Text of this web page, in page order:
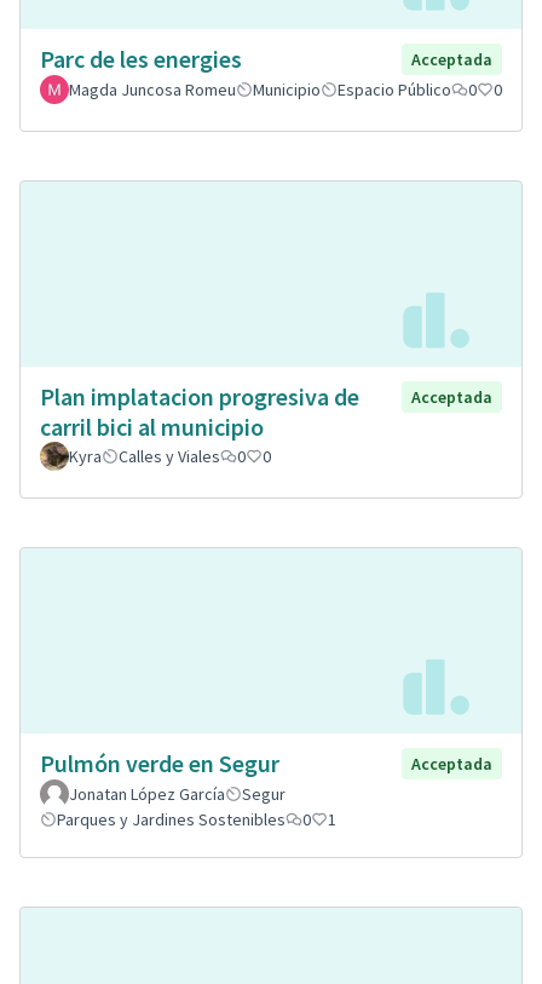
Parc de les energies
Acceptada
Magda Juncosa Romeu
Municipio Espacio Público 0 0
Plan implatacion progresiva de
carril bici al municipio
Acceptada
Kyra Calles y Viales 0 0
Pulmón verde en Segur
Acceptada
Jonatan López García
Segur
Parques y Jardines Sostenibles
0 1